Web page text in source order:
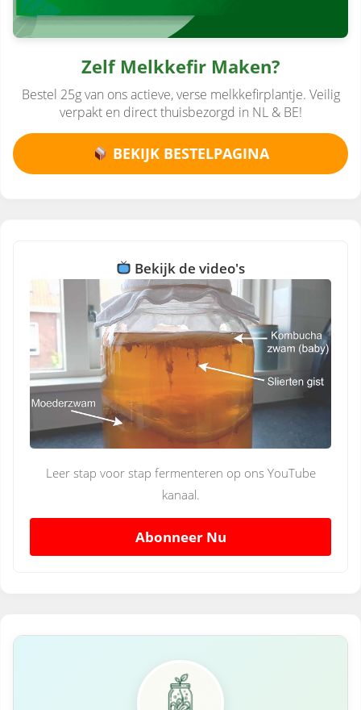
Zelf Melkkefir Maken?
Bestel 25g van ons actieve, verse melkkefirplantje. Veilig
verpakt en direct thuisbezorgd in NL & BE!
BEKIJK BESTELPAGINA
Bekijk de video's
Leer stap voor stap fermenteren op ons YouTube
kanaal.
Abonneer Nu